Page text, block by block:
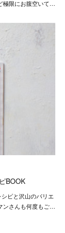
極限にお腹空いて…
BOOK
ピと沢山のバリエ
ンさんも何度もご…